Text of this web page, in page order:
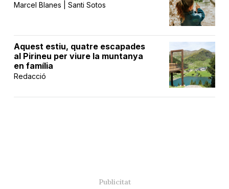
Marcel Blanes | Santi Sotos
Aquest estiu, quatre escapades
al Pirineu per viure la muntanya
en família
Redacció